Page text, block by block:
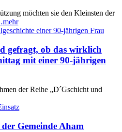
möchten sie den Kleinsten der
gefragt, ob das wirklich
mit einer 90-jährigen
der Reihe „D´Gschicht und
Gemeinde Aham